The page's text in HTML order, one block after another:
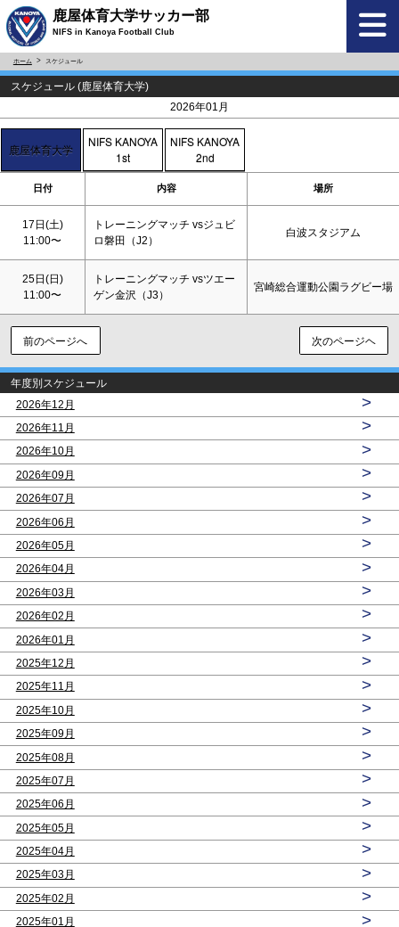
鹿屋体育大学サッカー部
NIFS in Kanoya Football Club
ホーム スケジュール
スケジュール (鹿屋体育大学)
2026年01月
鹿屋体育大学
NIFS KANOYA
1st
NIFS KANOYA
2nd
日付 内容 場所
17日(土)
11:00〜
トレーニングマッチ vsジュビ
ロ磐田（J2）
白波スタジアム
25日(日)
11:00〜
トレーニングマッチ vsツエー
ゲン金沢（J3）
宮崎総合運動公園ラグビー場
前のページへ 次のページヘ
年度別スケジュール
2026年12月
>
2026年11月 >
2026年10月 >
2026年09月 >
2026年07月 >
2026年06月 >
2026年05月 >
2026年04月 >
2026年03月 >
2026年02月 >
2026年01月 >
2025年12月 >
2025年11月 >
2025年10月 >
2025年09月 >
2025年08月 >
2025年07月 >
2025年06月 >
2025年05月 >
2025年04月 >
2025年03月 >
2025年02月 >
2025年01月 >